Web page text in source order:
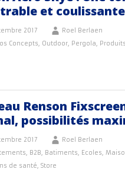
et coulissante
2017
Roel Berlaen
Concepts, Outdoor, Pergola, Produits
Renson
possibilités
2017
Roel Berlaen
, B2B, Batiments, Ecoles,
de santé, Store